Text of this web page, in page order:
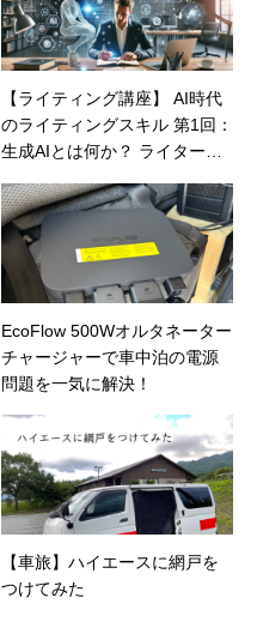
【ライティング講座】 AI時代
のライティングスキル 第1回：
生成AIとは何か？ ライターが
EcoFlow 500Wオルタネーター
チャージャーで車中泊の電源
問題を一気に解決！
【車旅】ハイエースに網戸を
つけてみた